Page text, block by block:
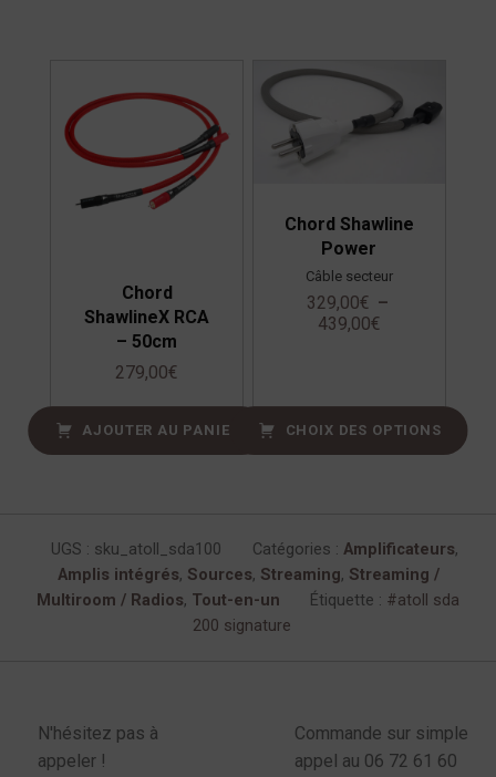
Chord
ShawlineX RCA
– 50cm
279,00€
AJOUTER AU PANIER
Chord Shawline
Power
Câble secteur
329,00€ –
439,00€
CHOIX DES OPTIONS
UGS : sku_atoll_sda100 Catégories : Amplificateurs,
Amplis intégrés, Sources, Streaming, Streaming /
Multiroom / Radios, Tout-en-un Étiquette :
atoll sda
200 signature
N'hésitez pas à
appeler !
Commande sur simple
appel au 06 72 61 60